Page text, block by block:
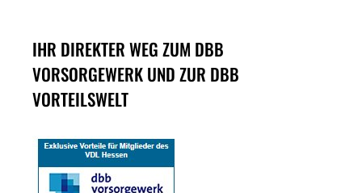
IHR DIREKTER WEG ZUM DBB
VORSORGEWERK UND ZUR DBB
VORTEILSWELT